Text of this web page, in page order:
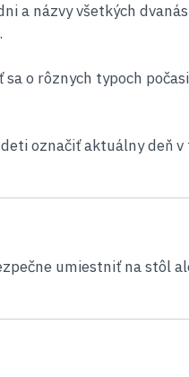
a názvy všetkých
o rôznych typoch
označiť aktuálny deň
umiestniť na stôl